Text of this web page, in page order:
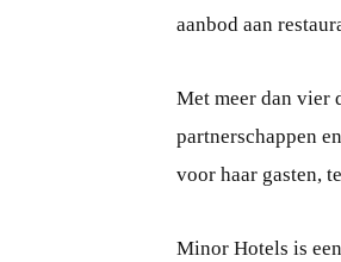
aanbod aan
Met meer dan vier
partnerschappen
voor haar gasten,
Minor Hotels is